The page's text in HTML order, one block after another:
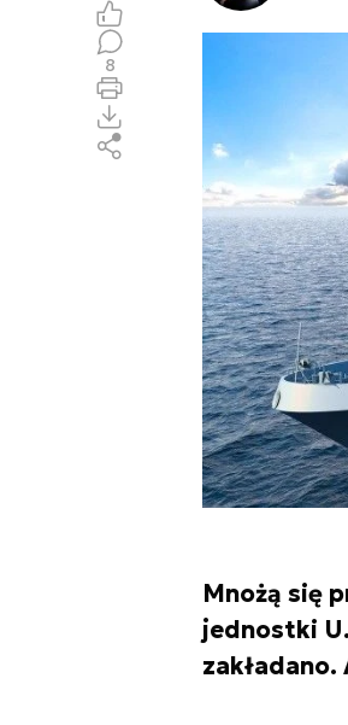
Mnożą się
jednostki
8